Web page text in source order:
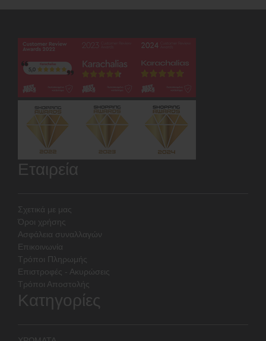
Εταιρεία
Σχετικά με μας
Όροι χρήσης
Ασφάλεια συναλλαγών
Επικοινωνία
Τρόποι Πληρωμής
Επιστροφές - Ακυρώσεις
Τρόποι Αποστολής
Κατηγορίες